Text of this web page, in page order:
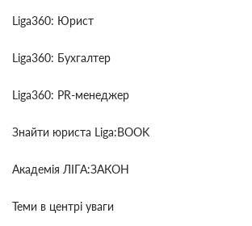
Liga360: Юрист
Liga360: Бухгалтер
Liga360: PR-менеджер
Знайти юриста Liga:BOOK
Академія ЛІГА:ЗАКОН
Теми в центрі уваги